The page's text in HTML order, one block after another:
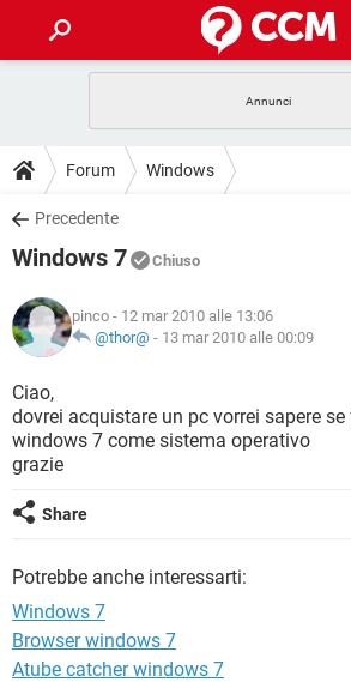
INTRATTENIMENTO
iOS
INSTAGRAM
TIKTOK
HARDWARE
GUIDE
COVID-19
INSTAGRAM
TIKTOK
HARDWARE
DOWNLOAD
COVID-19
INTRATTENIMENTO
iOS
INSTAGRAM
TIKTOK
HARDWARE
COVID-19
INTRATTENIMENTO
iOS
INSTAGRAM
HARDWARE
GLOSSARIO
COVID-19
INTRATTENIMENTO ANDROID
iOS
INSTAGRAM
HARDWARE
Forum Windows
Precedente
Windows 7 Chiuso
pinco - 12 mar 2010 alle 13:06
@thor@ - 13 mar 2010 alle 00:09
Ciao,
dovrei acquistare un pc vorrei sapere
windows 7 come sistema operativo
grazie
Share
Potrebbe anche interessarti:
Windows 7
Browser windows 7
Atube catcher windows 7